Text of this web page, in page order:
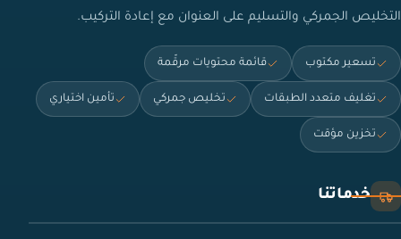
التخليص الجمركي والتسليم على العنوان مع إعادة التركيب.
تسعير مكتوب قائمة محتويات مرقّمة
تغليف متعدد الطبقات تخليص جمركي تأمين اختياري
تخزين مؤقت
خدماتنا